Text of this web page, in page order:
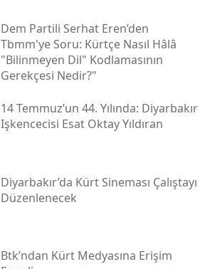
Dem Partili Serhat Eren’den
Tbmm'ye Soru: Kürtçe Nasıl Hâlâ
"bilinmeyen Dil" Kodlamasının
Gerekçesi Nedir?"
14 Temmuz’un 44. Yılında: Diyarbakır
Işkencecisi Esat Oktay Yıldıran
Diyarbakır’da Kürt Sineması Çalıştayı
Düzenlenecek
Btk’ndan Kürt Medyasına Erişim